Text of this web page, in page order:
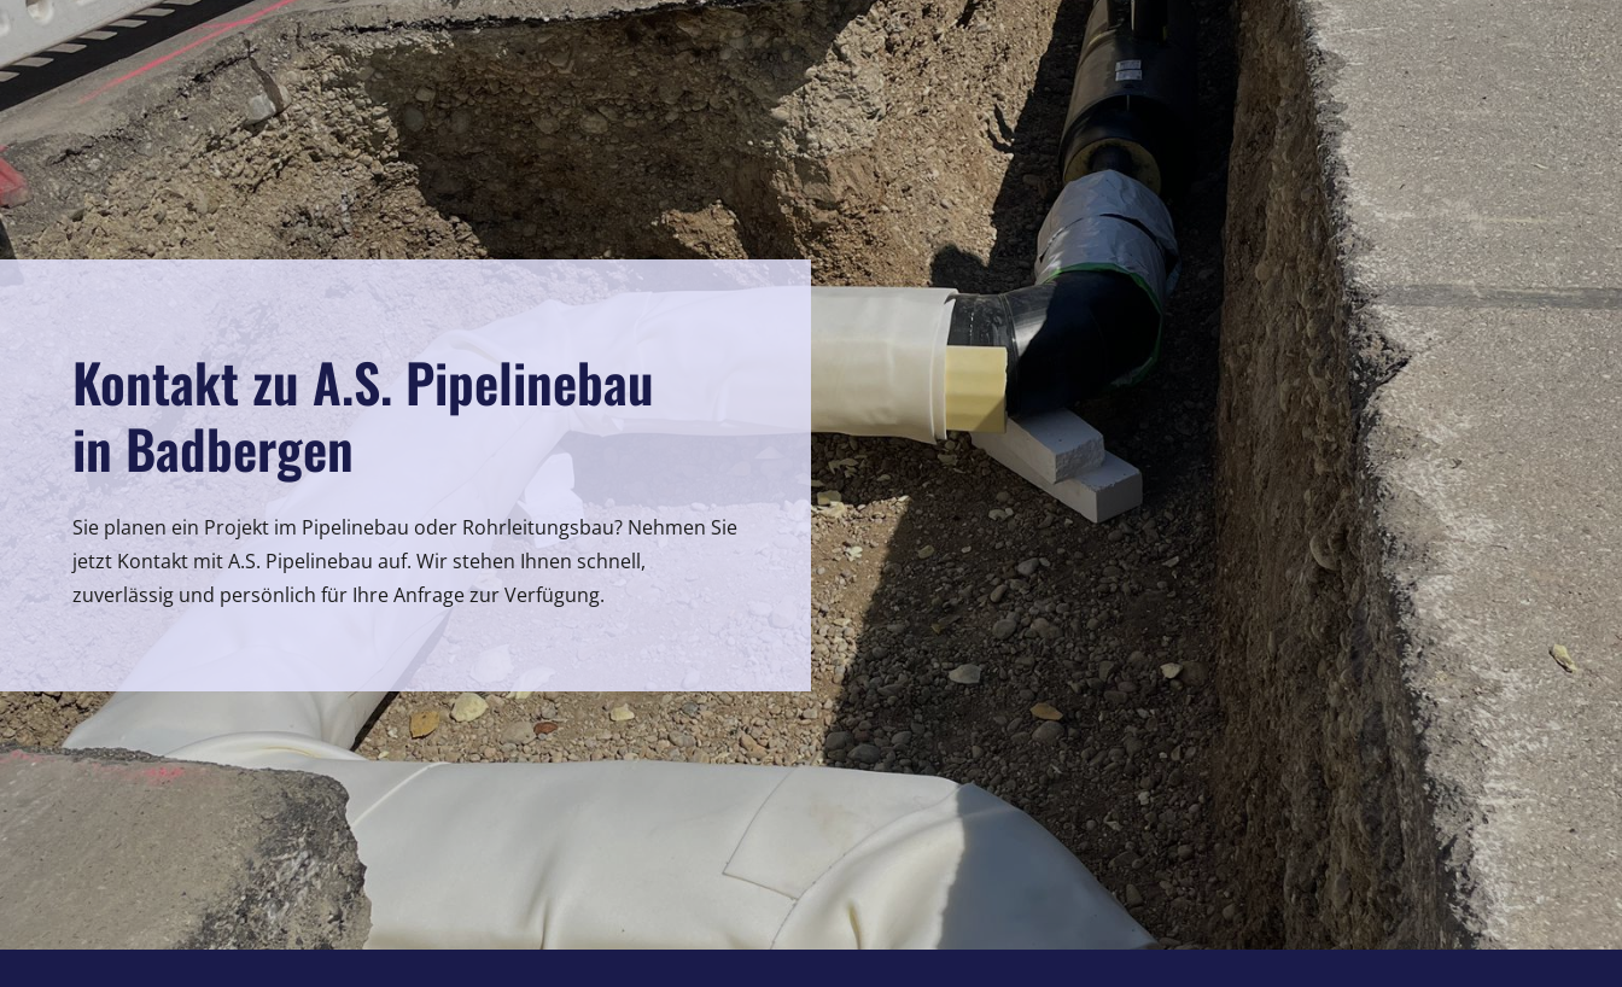
Kontakt zu A.S. Pipelinebau
in Badbergen
Sie planen ein Projekt im Pipelinebau oder Rohrleitungsbau? Nehmen Sie
jetzt Kontakt mit A.S. Pipelinebau auf. Wir stehen Ihnen schnell,
zuverlässig und persönlich für Ihre Anfrage zur Verfügung.